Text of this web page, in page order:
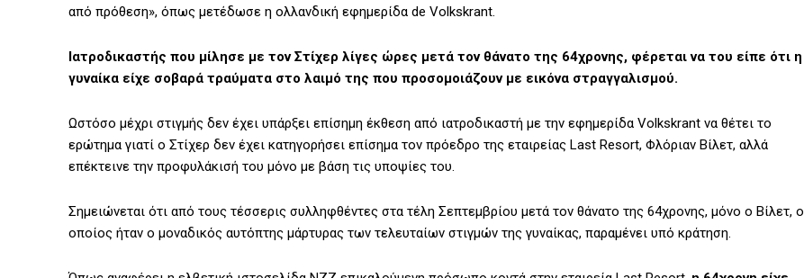
από πρόθεση», όπως μετέδωσε η ολλανδική εφημερίδα de Volkskrant.
Ιατροδικαστής που μίλησε με τον Στίχερ λίγες ώρες μετά τον θάνατο της 64χρονης, φέρεται να του είπε ότι η
γυναίκα είχε σοβαρά τραύματα στο λαιμό της που προσομοιάζουν με εικόνα στραγγαλισμού.
Ωστόσο μέχρι στιγμής δεν έχει υπάρξει επίσημη έκθεση από ιατροδικαστή με την εφημερίδα Volkskrant να θέτει το
ερώτημα γιατί ο Στίχερ δεν έχει κατηγορήσει επίσημα τον πρόεδρο της εταιρείας Last Resort, Φλόριαν Βίλετ, αλλά
επέκτεινε την προφυλάκισή του μόνο με βάση τις υποψίες του.
Σημειώνεται ότι από τους τέσσερις συλληφθέντες στα τέλη Σεπτεμβρίου μετά τον θάνατο της 64χρονης, μόνο ο Βίλετ, ο
οποίος ήταν ο μοναδικός αυτόπτης μάρτυρας των τελευταίων στιγμών της γυναίκας, παραμένει υπό κράτηση.